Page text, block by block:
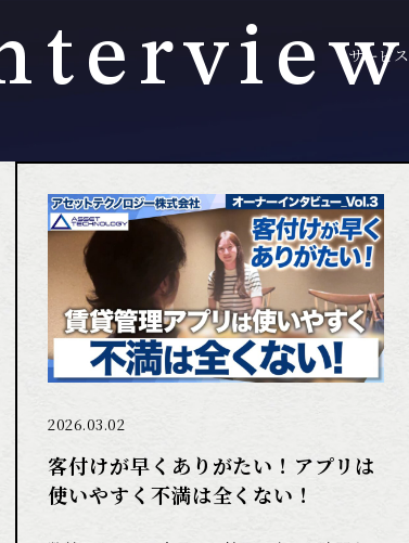
サービス
2026.03.02
客付けが早くありがたい！アプリは
使いやすく不満は全くない！